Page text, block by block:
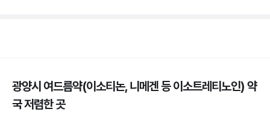
광양시 여드름약(이소티논, 니메겐 등 이소트레티노인) 약
국 저렴한 곳